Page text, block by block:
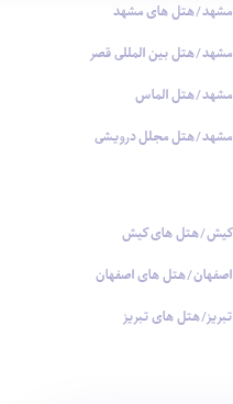
مشهد/هتل های مشهد
مشهد/هتل بین المللی قصر
مشهد/هتل الماس
مشهد/هتل مجلل درویشی
کیش/هتل های کیش
اصفهان/هتل های اصفهان
تبریز/هتل های تبریز